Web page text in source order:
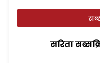
सरिता